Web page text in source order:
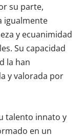
su parte,
igualmente
y ecuanimidad
Su capacidad
la han
y valorada por
talento innato y
en un